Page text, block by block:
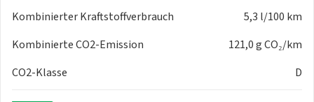
Kombinierter Kraftstoffverbrauch
5,3 l/100 km
Kombinierte CO2-Emission
121,0 g CO₂/km
CO2-Klasse
D